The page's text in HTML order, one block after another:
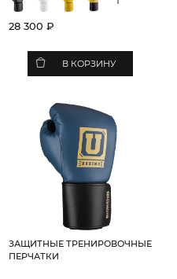
28 300 ₽
В КОРЗИНУ
ЗАЩИТНЫЕ ТРЕНИРОВОЧНЫЕ
ПЕРЧАТКИ